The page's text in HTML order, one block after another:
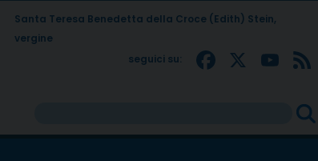
Santa Teresa Benedetta della Croce (Edith) Stein,
vergine
seguici su:
X
per: